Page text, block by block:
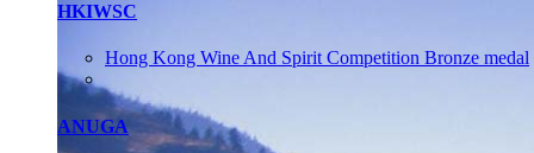
HKIWSC
Hong Kong Wine And Spirit Competition Bronze medal
ANUGA